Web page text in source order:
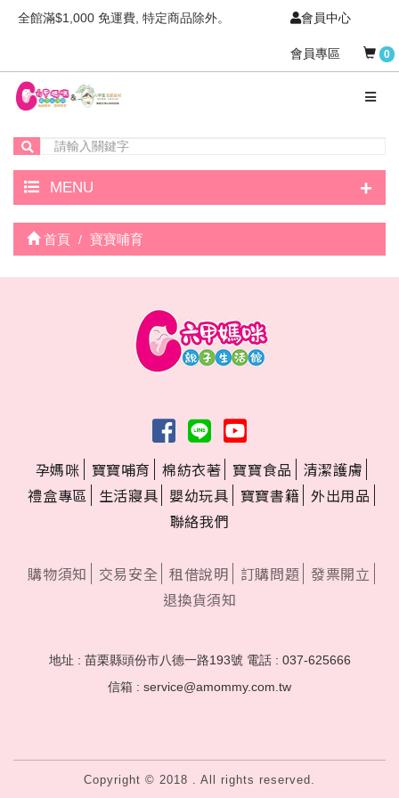
全館滿$1,000 免運費, 特定商品除外。 會員中心
會員專區 0
MENU +
首頁 寶寶哺育
孕媽咪 寶寶哺育 棉紡衣著 寶寶食品
清潔護膚
禮盒專區
生活寢具 嬰幼玩具 寶寶書籍 外出用品
聯絡我們
購物須知 交易安全 租借說明 訂購問題 發票開立
退換貨須知
地址 : 苗栗縣頭份市八德一路193號 電話 : 037-625666
信箱 : service@amommy.com.tw
Copyright © 2018 . All rights reserved.